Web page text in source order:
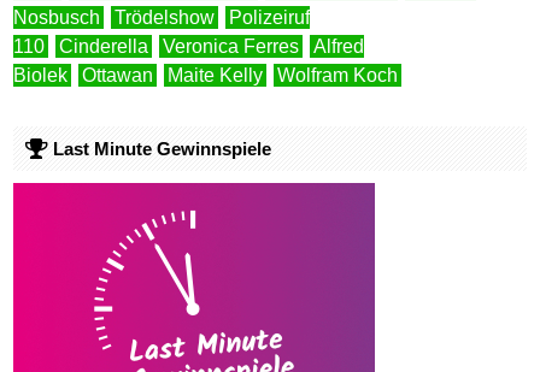
Nosbusch
Trödelshow
Polizeiruf
110
Cinderella Veronica Ferres
Alfred
Biolek
Ottawan Maite Kelly Wolfram Koch
Last Minute Gewinnspiele